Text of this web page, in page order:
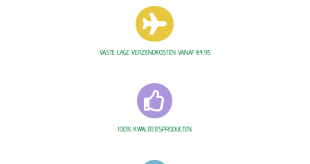

VASTE LAGE VERZENDKOSTEN VANAF €4,95

100% KWALITEITSPRODUCTEN